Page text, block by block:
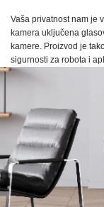
Vaša privatnost nam je
kamera uključena
kamere. Proizvod je
sigurnosti za robota i